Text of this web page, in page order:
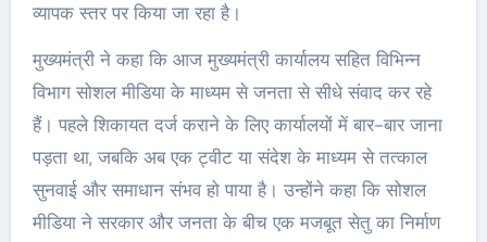
व्यापक स्तर पर किया जा रहा है।
मुख्यमंत्री ने कहा कि आज मुख्यमंत्री कार्यालय सहित विभिन्न
विभाग सोशल मीडिया के माध्यम से जनता से सीधे संवाद कर रहे
हैं। पहले शिकायत दर्ज कराने के लिए कार्यालयों में बार-बार जाना
पड़ता था, जबकि अब एक ट्वीट या संदेश के माध्यम से तत्काल
सुनवाई और समाधान संभव हो पाया है। उन्होंने कहा कि सोशल
मीडिया ने सरकार और जनता के बीच एक मजबूत सेतु का निर्माण